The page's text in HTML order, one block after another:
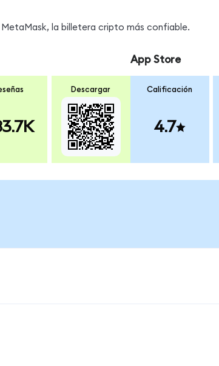
la billetera cripto más confiable.
Descargar
App Store
Calificación
4.7